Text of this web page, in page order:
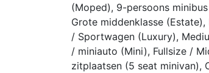
(Moped), 9-persoons
Grote middenklasse
/ Sportwagen (Luxury),
/ miniauto (Mini), Fullsize /
zitplaatsen (5 seat